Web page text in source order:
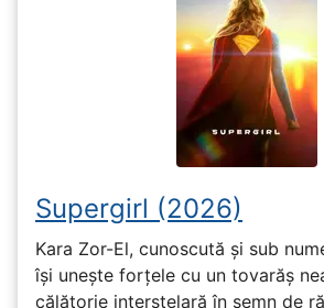
Supergirl (2026)
Kara Zor-El, cunoscută și sub
își unește forțele cu un tovarăș
călătorie interstelară în semn de